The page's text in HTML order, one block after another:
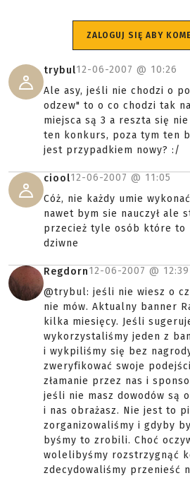
ZALOGUJ SIĘ ABY
trybul12-06-2007 @ 10:26
Ale asy, jeśli nie chodzi o
odzew" to o co chodzi tak
miejsca są 3 a reszta się
ten konkurs, poza tym ten
jest przypadkiem nowy? :/
ciool12-06-2007 @ 11:05
Cóż, nie każdy umie
nawet bym sie nauczył ale
przecież tyle osób które to
dziwne
Regdorn12-06-2007 @ 12:39
@trybul: jeśli nie wiesz o
nie mów. Aktualny banner
kilka miesięcy. Jeśli
wykorzystaliśmy jeden z
i wykpiliśmy się bez
zweryfikować swoje
złamanie przez nas i
jeśli nie masz dowodów są
i nas obrażasz. Nie jest to
zorganizowaliśmy i gdyby
byśmy to zrobili. Choć
wolelibyśmy rozstrzygnąć
zdecydowaliśmy przenieść